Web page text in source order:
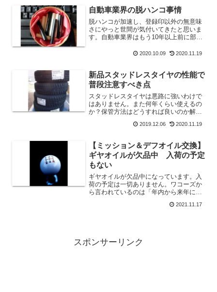
自動車業界の脱ハンコ事情
脱ハンコが加速し、登録印以外の無意味
さにやっと世間が気付いてきたと思いま
す。自動車業界はもう10年以上前に部分
「車検時における認印」がその部分にな
2020.10.09 2020.11.19
新品スタッドレスタイヤの性能で
普段注意すべき点
スタッドレスタイヤは悪路に強いわけで
はありません。また何年くらい使えるの
か？保管方法はどうすれば良いのか解説
2019.12.06 2020.11.19
【ミッション＆デフオイル交換】
ギヤオイルが欠品中 入荷の予定
もない
ギヤオイルが欠品中になっています。入
荷の予定は一切ありません。ワコーズか
ら言われているのは「年内から来年にか
私のところも、作業予定の分を残して、
2021.11.17
スポンサーリンク